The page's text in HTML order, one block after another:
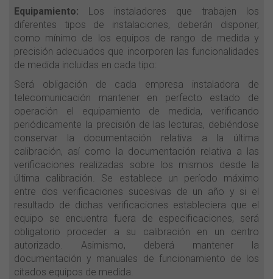
Equipamiento: Los instaladores que trabajen los
diferentes tipos de instalaciones, deberán disponer,
como mínimo de los equipos de rango de medida y
precisión adecuados que incorporen las funcionalidades
de medida incluidas en cada tipo:
Será obligación de cada empresa instaladora de
telecomunicación mantener en perfecto estado de
operación el equipamiento de medida, verificando
periódicamente la precisión de las lecturas, debiéndose
conservar la documentación relativa a la última
calibración, así como la documentación relativa a las
verificaciones realizadas sobre los mismos desde la
última calibración. Se establece un período máximo
entre dos verificaciones sucesivas de un año y si el
resultado de dichas verificaciones estableciera que el
equipo se encuentra fuera de especificaciones, será
obligatorio proceder a su calibración en un centro
autorizado. Asimismo, deberá mantener la
documentación y manuales de funcionamiento de los
citados equipos de medida.